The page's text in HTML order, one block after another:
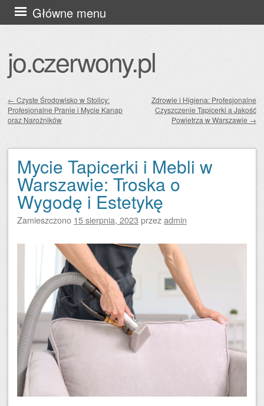
jo.czerwony.pl
Główne menu
Przejdź
do
Zobacz wpisy
← Czyste Środowisko w Stolicy:
Profesjonalne Pranie i Mycie Kanap
oraz Narożników
Zdrowie i Higiena: Profesjonalne
Czyszczenie Tapicerki a Jakość
Powietrza w Warszawie →
Mycie Tapicerki i Mebli w
Warszawie: Troska o
Wygodę i Estetykę
Zamieszczono 15 sierpnia, 2023 przezadmin